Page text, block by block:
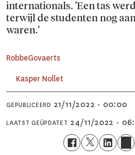
internationals. 'Een tas
terwijl de studenten nog
waren.'
RobbeGovaerts
Kasper Nollet
GEPUBLICEERD 21/11/2022 - 00:00
LAATST GEÜPDATET 24/11/2022 -